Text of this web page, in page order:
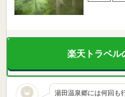
楽天トラベル
湯田温泉郷には何回も